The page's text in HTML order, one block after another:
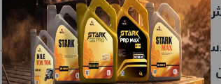
فيه.
يس محمد، رئيس “إيجاس” السابق،
ليصبح استثمار خبراته